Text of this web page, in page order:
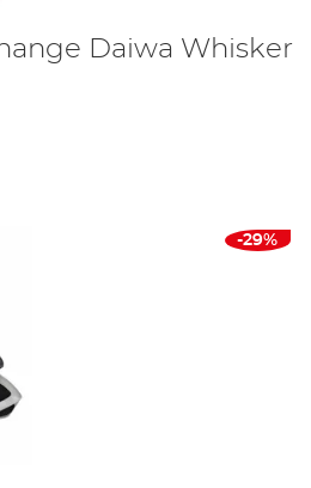
Daiwa Whisker
-29%